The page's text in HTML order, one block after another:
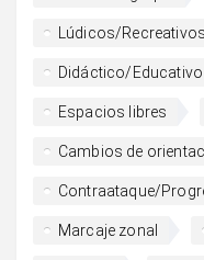
Lúdicos/Recreativos
Didáctico/Educativo
Espacios libres
Cambios de
Contraataque/
Marcaje zonal